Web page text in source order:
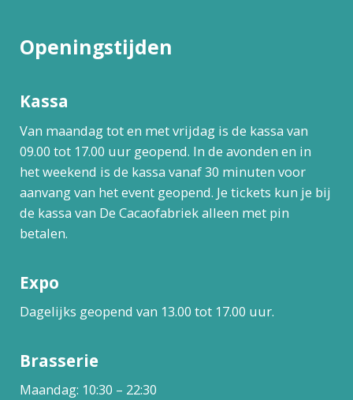
Openingstijden
Kassa
Van maandag tot en met vrijdag is de kassa van
09.00 tot 17.00 uur geopend. In de avonden en in
het weekend is de kassa vanaf 30 minuten voor
aanvang van het event geopend. Je tickets kun je bij
de kassa van De Cacaofabriek alleen met pin
betalen.
Expo
Dagelijks geopend van 13.00 tot 17.00 uur.
Brasserie
Maandag: 10:30 – 22:30